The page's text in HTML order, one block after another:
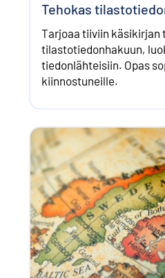
Tehokas
Tarjoaa tiiviin käsikirjan
tilastotiedonhakuun,
tiedonlähteisiin. Opas
kiinnostuneille.